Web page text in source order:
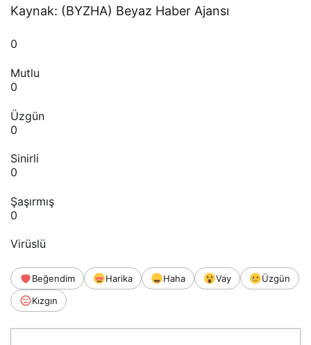
Kaynak: (BYZHA) Beyaz Haber Ajansı
0
Mutlu
0
Üzgün
0
Sinirli
0
Şaşırmış
0
Virüslü
Beğendim Harika Haha Vay
Üzgün
Kızgın